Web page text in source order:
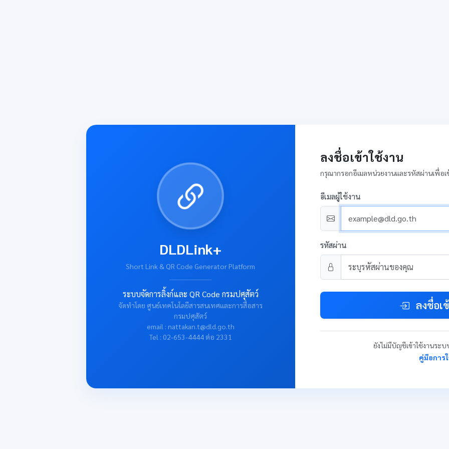
DLDLink+
Short Link & QR Code Generator Platform
ระบบจัดการลิ้งก์และ QR Code กรมปศุสัตว์
จัดทำโดย ศูนย์เทคโนโลยีสารสนเทศและการสื่อสาร
กรมปศุสัตว์
email : nattakan.t@dld.go.th
Tel : 02-653-4444 ต่อ 2331
ลงชื่อเข้าใช้งาน
กรุณากรอกอีเมลหน่วยงานและรหัสผ่านเพื่อ
อีเมลผู้ใช้งาน
รหัสผ่าน
ลงชื่อเ
ยังไม่มีบัญชีเข้าใช้งานระบ
คู่มือการ